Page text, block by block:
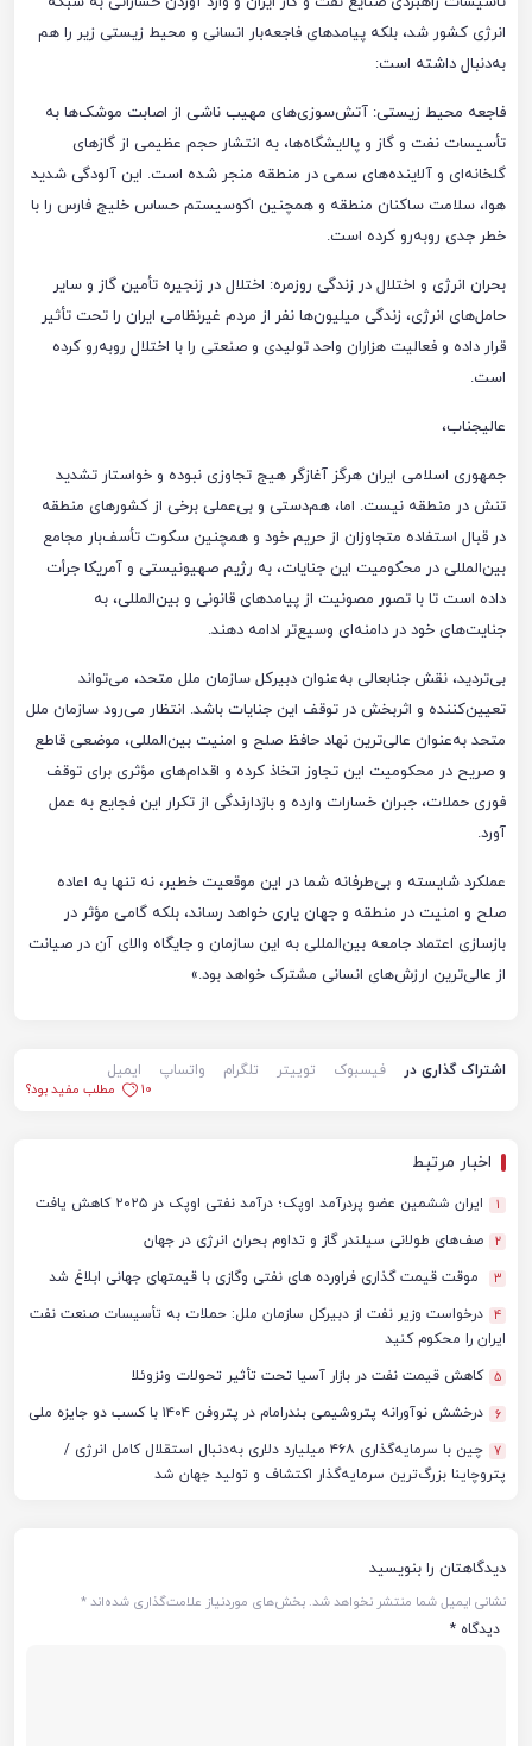
انرژی کشور شد، بلکه پیامدهای فاجعه‌بار انسانی و محیط زیستی زیر را هم
به‌دنبال داشته است:
فاجعه محیط زیستی: آتش‌سوزی‌های مهیب ناشی از اصابت موشک‌ها به
تأسیسات نفت و گاز و پالایشگاه‌ها، به انتشار حجم عظیمی از گازهای
گلخانه‌ای و آلاینده‌های سمی در منطقه منجر شده است. این آلودگی شدید
هوا، سلامت ساکنان منطقه و همچنین اکوسیستم حساس خلیج فارس را با
خطر جدی روبه‌رو کرده است.
بحران انرژی و اختلال در زندگی روزمره: اختلال در زنجیره تأمین گاز و سایر
حامل‌های انرژی، زندگی میلیون‌ها نفر از مردم غیرنظامی ایران را تحت تأثیر
قرار داده و فعالیت هزاران واحد تولیدی و صنعتی را با اختلال روبه‌رو کرده
است.
عالیجناب،
جمهوری اسلامی ایران هرگز آغازگر هیج تجاوزی نبوده و خواستار تشدید
تنش در منطقه نیست. اما، هم‌دستی و بی‌عملی برخی از کشورهای منطقه
در قبال استفاده متجاوزان از حریم خود و همچنین سکوت تأسف‌بار مجامع
بین‌المللی در محکومیت این جنایات، به رژیم صهیونیستی و آمریکا جرأت
داده است تا با تصور مصونیت از پیامدهای قانونی و بین‌المللی، به
جنایت‌های خود در دامنه‌ای وسیع‌تر ادامه دهند.
بی‌تردید، نقش جنابعالی به‌عنوان دبیرکل سازمان ملل متحد، می‌تواند
تعیین‌کننده و اثربخش در توقف این جنایات باشد. انتظار می‌رود سازمان ملل
متحد به‌عنوان عالی‌ترین نهاد حافظ صلح و امنیت بین‌المللی، موضعی قاطع
و صریح در محکومیت این تجاوز اتخاذ کرده و اقدام‌های مؤثری برای توقف
فوری حملات، جبران خسارات وارده و بازدارندگی از تکرار این فجایع به عمل
آورد.
عملکرد شایسته و بی‌طرفانه شما در این موقعیت خطیر، نه تنها به اعاده
صلح و امنیت در منطقه و جهان یاری خواهد رساند، بلکه گامی مؤثر در
بازسازی اعتماد جامعه بین‌المللی به این سازمان و جایگاه والای آن در صیانت
از عالی‌ترین ارزش‌های انسانی مشترک خواهد بود.»
اشتراک گذاری در فیسبوک توییتر تلگرام واتساپ
ایمیل
10
مطلب مفید بود؟
اخبار مرتبط
1 ایران ششمین عضو پردرآمد اوپک؛ درآمد نفتی اوپک در ۲۰۲۵ کاهش یافت
2 صف‌های طولانی سیلندر گاز و تداوم بحران انرژی در جهان
3 موقت قیمت گذاری فراورده های نفتی وگازی با قیمتهای جهانی ابلاغ شد
4 درخواست وزیر نفت از دبیرکل سازمان ملل: حملات به تأسیسات صنعت نفت
ایران را محکوم کنید
5 کاهش قیمت نفت در بازار آسیا تحت تأثیر تحولات ونزوئلا
6 درخشش نوآورانه پتروشیمی بندرامام در پتروفن ۱۴۰۴ با کسب دو جایزه ملی
7
چین با سرمایه‌گذاری ۴۶۸ میلیارد دلاری به‌دنبال استقلال کامل انرژی /
پتروچاینا بزرگ‌ترین سرمایه‌گذار اکتشاف و تولید جهان شد
دیدگاهتان را بنویسید
نشانی ایمیل شما منتشر نخواهد شد. بخش‌های موردنیاز علامت‌گذاری شده‌اند*
دیدگاه *